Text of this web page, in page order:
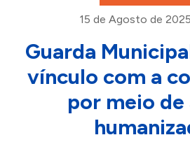
15 de Agosto de
Guarda
vínculo com a
por meio de